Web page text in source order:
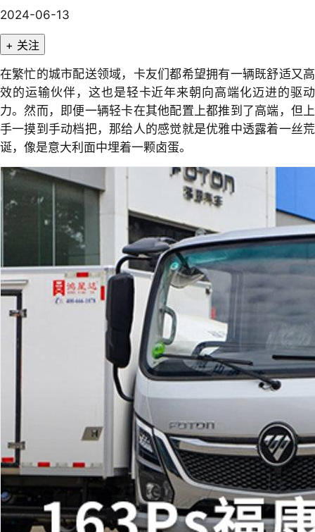
2024-06-13
+ 关注
在繁忙的城市配送领域，卡友们都希望拥有一辆既舒适又高
效的运输伙伴，这也是轻卡近年来朝向高端化迈进的驱动
力。然而，即便一辆轻卡在其他配置上都推到了高端，但上
手一摸到手动档把，那给人的感觉就是优雅中透露着一丝荒
诞，像是意大利面中埋着一颗卤蛋。